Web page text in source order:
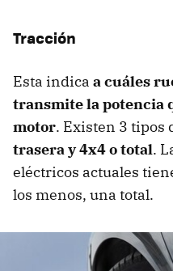
Tracción
Esta indica a cuáles
transmite la potencia
motor. Existen 3 tipos
trasera y 4x4 o total.
eléctricos actuales
los menos, una total.